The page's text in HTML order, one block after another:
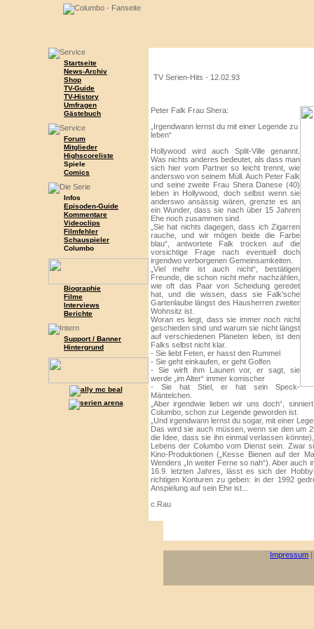
Startseite
News-Archiv
Shop
TV-Guide
TV-History
Umfragen
Gästebuch
Forum
Mitglieder
Highscoreliste
Spiele
Comics
Infos
Episoden-Guide
Kommentare
Videoclips
Filmfehler
Schauspieler
Columbo
Biographie
Filme
Interviews
Berichte
Support / Banner
Hintergrund
TV Serien-Hits - 12.02.93
Peter Falk Frau Shera:
„Irgendwann lernst du mit einer Legende zu
leben“
Hollywood wird auch Split-Ville genannt.
Was nichts anderes bedeutet, als dass man
sich hier vom Partner so leicht trennt, wie
anderswo von seinem Müll. Auch Peter Falk
und seine zweite Frau Shera Danese (40)
leben in Hollywood, doch selbst wenn sie
anderswo ansässig wären, grenzte es an
ein Wunder, dass sie nach über 15 Jahren
Ehe noch zusammen sind.
„Sie hat nichts dagegen, dass ich Zigarren
rauche, und wir mögen beide die Farbe
blau“, antwortete Falk trocken auf die
vorsichtige Frage nach eventuell doch
irgendwo verborgenen Gemeinsamkeiten.
„Viel mehr ist auch nicht“, bestätigen
Freunde, die schon nicht mehr nachzählen,
wie oft das Paar von Scheidung geredet
hat, und die wissen, dass sie Falk'sche
Gartenlaube längst des Hausherren zweiter
Wohnsitz ist.
Woran es liegt, dass sie immer noch nicht
geschieden sind und warum sie nicht längst
auf verschiedenen Planeten leben, ist den
Falks selbst nicht klar.
- Sie liebt Feten, er hasst den Rummel
- Sie geht einkaufen, er geht Golfen
- Sie wirft ihm Launen vor, er sagt, sie
werde „im Alter“ immer komischer
- Sie hat Stiel, er hat sein Speck-
Mäntelchen.
„Aber irgendwie lieben wir uns doch“,
Columbo, schon zur Legende geworden ist.
„Und irgendwann lernst du sogar, mit einer
Das wird sie auch müssen, wenn sie den um
die Idee, dass sie ihn einmal verlassen
Lebens der Columbo vom Dienst sein. Zwar
Kino-Produktionen („Kesse Bienen auf der
Wenders „In weiter Ferne so nah“). Aber auch
16.9. letzten Jahres, lässt es sich der
richtigen Konturen zu geben: in der 1992
Anspielung auf sein Ehe ist...
c.Rau
Impressum |